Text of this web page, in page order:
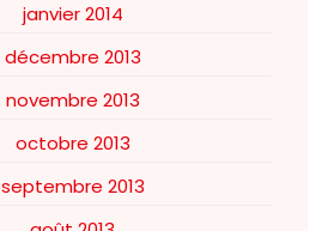
janvier 2014
décembre 2013
novembre 2013
octobre 2013
septembre 2013